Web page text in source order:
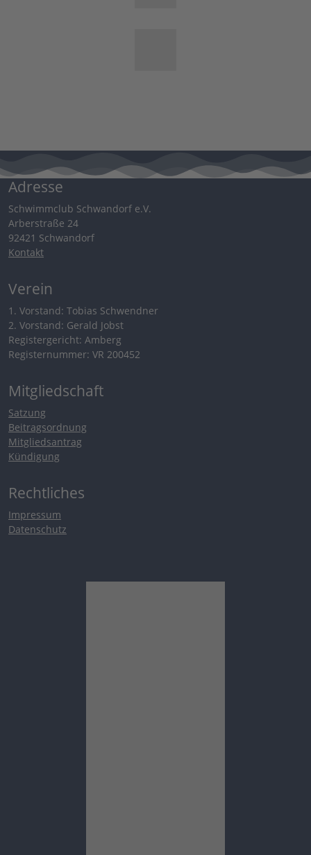
Adresse
Schwimmclub Schwandorf e.V.
Arberstraße 24
92421 Schwandorf
Kontakt
Verein
1. Vorstand: Tobias Schwendner
2. Vorstand: Gerald Jobst
Registergericht: Amberg
Registernummer: VR 200452
Mitgliedschaft
Satzung
Beitragsordnung
Mitgliedsantrag
Kündigung
Rechtliches
Impressum
Datenschutz